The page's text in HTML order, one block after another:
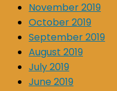
November 2019
October 2019
September 2019
August 2019
July 2019
June 2019